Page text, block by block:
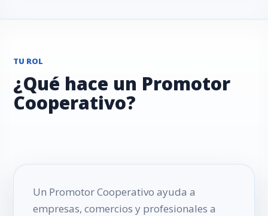
TU ROL
¿Qué hace un Promotor
Cooperativo?
Un Promotor Cooperativo ayuda a
empresas, comercios y profesionales a